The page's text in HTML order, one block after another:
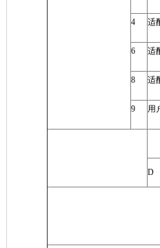
4 适
6 适
8 适
9 用
D